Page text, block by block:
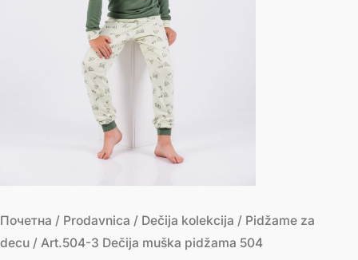
Почетна / Prodavnica / Dečija kolekcija / Pidžame za
decu / Art.504-3 Dečija muška pidžama 504